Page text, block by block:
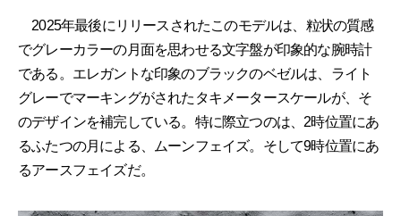
2025年最後にリリースされたこのモデルは、粒状の質感
でグレーカラーの月面を思わせる文字盤が印象的な腕時計
である。エレガントな印象のブラックのベゼルは、ライト
グレーでマーキングがされたタキメータースケールが、そ
のデザインを補完している。特に際立つのは、2時位置にあ
るふたつの月による、ムーンフェイズ。そして9時位置にあ
るアースフェイズだ。